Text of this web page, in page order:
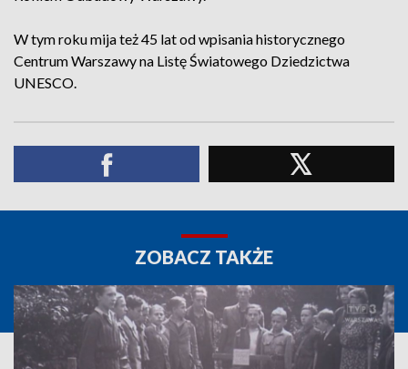
W tym roku mija też 45 lat od wpisania historycznego
Centrum Warszawy na Listę Światowego Dziedzictwa
UNESCO.
ZOBACZ TAKŻE